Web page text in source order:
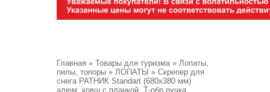
Главная » Товары для туризма» Лопаты,
пилы, топоры » ЛОПАТЫ » Скрепер для
снега РАТНИК Standart (680х380 мм)
алюм. ковш с планкой, Т-обр ручка